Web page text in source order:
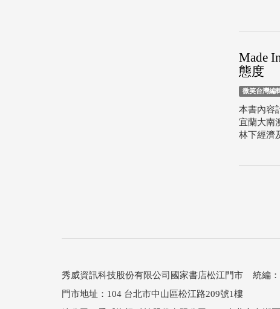
Made
態度
微笑台灣編
本書內容
宜蘭大南
林下經濟
秀威資訊科技股份有限公司國家書店松江門市 統編：
門市地址：104 台北市中山區松江路209號1樓